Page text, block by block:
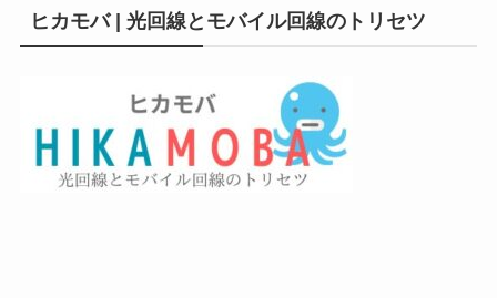
ヒカモバ | 光回線とモバイル回線のトリセツ